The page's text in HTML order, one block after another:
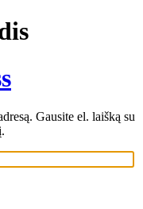
Gausite el. laišką su